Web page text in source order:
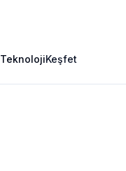
TeknolojiKeşfet